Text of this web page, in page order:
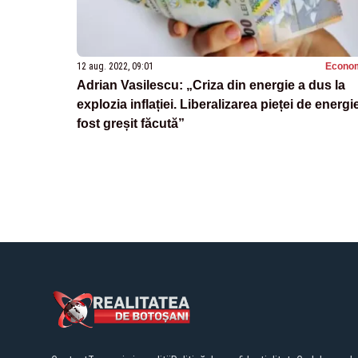
12 aug. 2022, 09:01
Adrian Vasilescu: „Criza din energie a dus la
explozia inflației. Liberalizarea pieței de
fost greșit făcută”